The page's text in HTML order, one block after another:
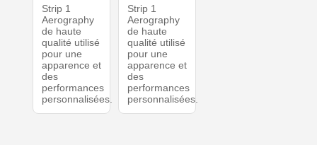
Strip 1
Aerography
de haute
qualité utilisé
pour une
apparence et
des
performances
personnalisées.
Strip 1
Aerography
de haute
qualité utilisé
pour une
apparence et
des
performances
personnalisées.